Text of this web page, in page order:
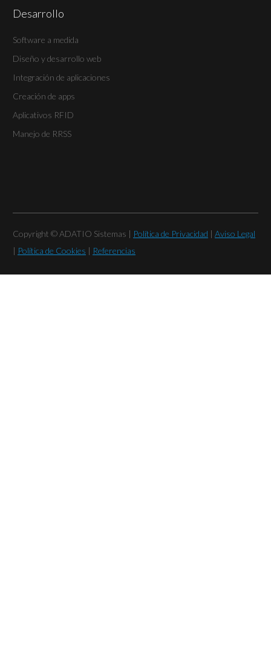
Desarrollo
Software a medida
Diseño y desarrollo web
Integración de aplicaciones
Creación de apps
Aplicativos RFID
Manejo de RRSS
Copyright © ADATIO Sistemas | Política de Privacidad | Aviso Legal
| Política de Cookies | Referencias